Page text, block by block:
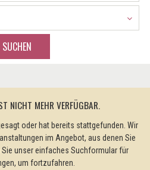
SUCHEN
NICHT MEHR VERFÜGBAR.
oder hat bereits stattgefunden. Wir
im Angebot, aus denen Sie
unser einfaches Suchformular für
um fortzufahren.